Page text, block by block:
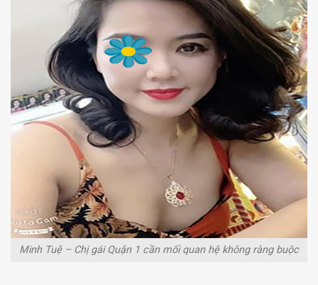
Minh Tuệ – Chị gái Quận 1 cần mối quan hệ không ràng buộc